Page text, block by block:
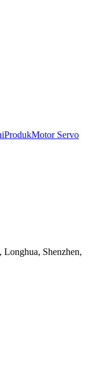
ProdukMotor Servo
Longhua, Shenzhen,